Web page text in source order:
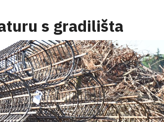
s gradilišta